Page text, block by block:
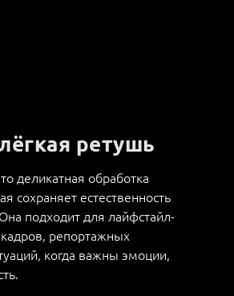
ретушь
деликатная обработка
сохраняет естественность
подходит для лайфстайл-
репортажных
когда важны эмоции,